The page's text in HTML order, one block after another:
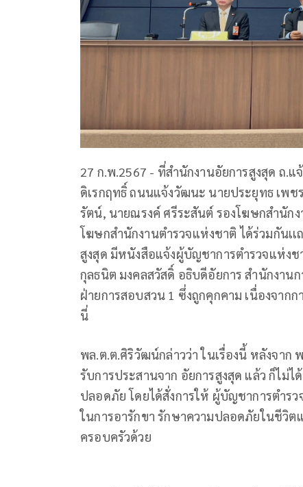
27 ก.พ.2567 - ที่สำนักงานอัยการสูงสุด ถ.
ดิเรกฤทธิ์ ถนนแจ้งวัฒนะ นายประยุทธ เพ
รัตน์, นายณรงค์ ศรีระสันต์ รองโฆษกสำนัก
โฆษกสำนักงานตำรวจแห่งชาติ ได้ร่วมกันเ
สูงสุด มีหนังสือแจ้งผู้บัญชาการตำรวจแห่ง
กุลธนิต มงคลสวัสดิ์ อธิบดีอัยการ สำนักงา
ฝ่ายการสอบสวน 1 ซึ่งถูกคุกคาม เนื่องจา
นี่
พล.ต.ต.ศิริวัฒน์กล่าวว่า ในเรื่องนี้ หลังจา
รับการประสานจาก อัยการสูงสุด แล้ว ก็ไม่ไ
ปลอดภัย โดยได้สั่งการให้ ผู้บัญชาการตำร
ในการอารักขา รักษาความปลอดภัยในชีวิ
ครอบครัวด้วย